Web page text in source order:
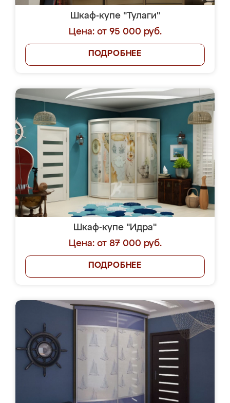
Шкаф-купе "Тулаги"
Цена: от 95 000 руб.
ПОДРОБНЕЕ
Шкаф-купе "Идра"
Цена: от 87 000 руб.
ПОДРОБНЕЕ